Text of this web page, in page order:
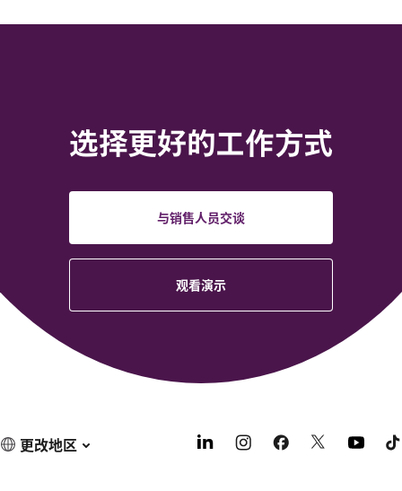
选择更好的工作方式
与销售人员交谈
观看演示
更改地区